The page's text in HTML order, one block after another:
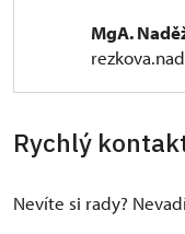
MgA.
Rychlý
Nevíte si rady?